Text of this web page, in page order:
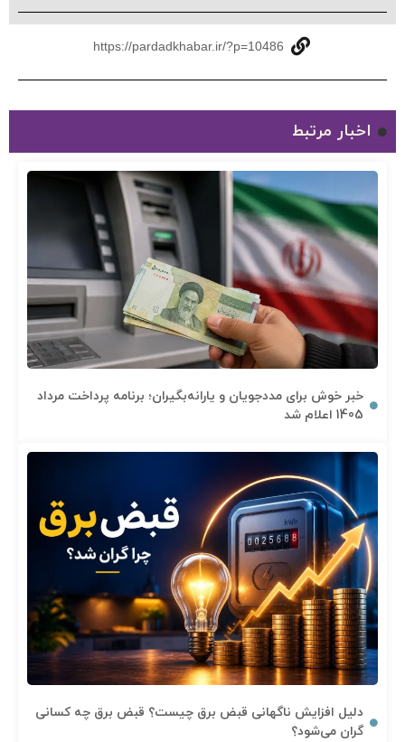
https://pardadkhabar.ir/?p=10486
اخبار مرتبط
خبر خوش برای مددجویان و یارانه‌بگیران؛ برنامه پرداخت مرداد
1405 اعلام شد
دلیل افزایش ناگهانی قبض برق چیست؟ قبض برق چه کسانی
گران می‌شود؟